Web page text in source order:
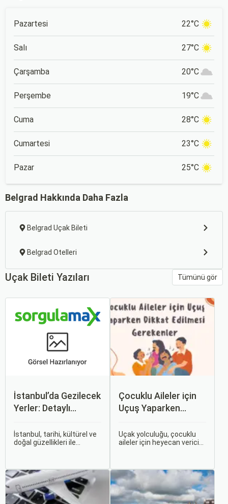
Pazartesi 22°C
Salı 27°C
Çarşamba 20°C
Perşembe 19°C
Cuma 28°C
Cumartesi 23°C
Pazar 25°C
Belgrad Hakkında Daha Fazla
Belgrad Uçak Bileti
Belgrad Otelleri
Uçak Bileti Yazıları Tümünü gör
İstanbul’da Gezilecek
Yerler: Detaylı
İstanbul, tarihi, kültürel ve
doğal güzellikleri ile
binlerce yıllık tarihine
rağmen modern dünyanın
dinamikleriyle uyum içinde
yaşamaktadır.
Çocuklu Aileler için
Uçuş Yaparken
Gerekenler
Uçak yolculuğu, çocuklu
aileler için heyecan verici
hazırlık ve stratejilerle bu
deneyimi hem sizin hem
de çocuklarınız için keyifli
hale getirebilirsiniz.